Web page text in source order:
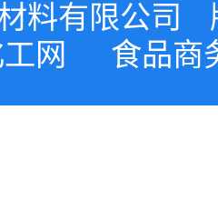
料有限公司
网 食品商